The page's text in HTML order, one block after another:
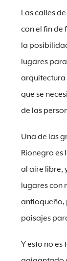
Las calles
con el fin de
la
lugares
arquitectura
que se
de las
Una de las
Rionegro
al aire libre,
lugares con
antioqueño,
paisajes
Y esto no es